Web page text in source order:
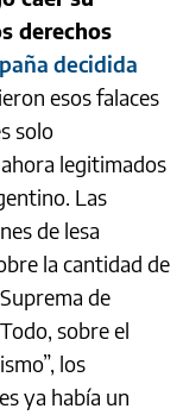
derechos
decidida
esos falaces
solo
legitimados
Las
de lesa
la cantidad de
de
sobre el
los
ya había un